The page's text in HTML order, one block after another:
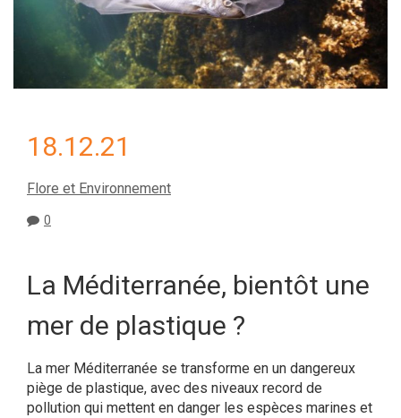
18.12.21
Flore et Environnement
0
La Méditerranée, bientôt une
mer de plastique ?
La mer Méditerranée se transforme en un dangereux
piège de plastique, avec des niveaux record de
pollution qui mettent en danger les espèces marines et